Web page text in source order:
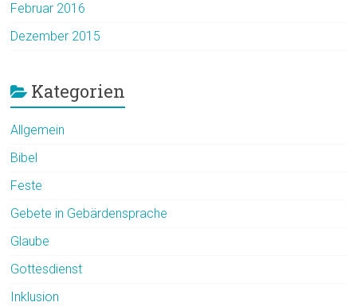
Februar 2016
Dezember 2015
Kategorien
Allgemein
Bibel
Feste
Gebete in Gebärdensprache
Glaube
Gottesdienst
Inklusion